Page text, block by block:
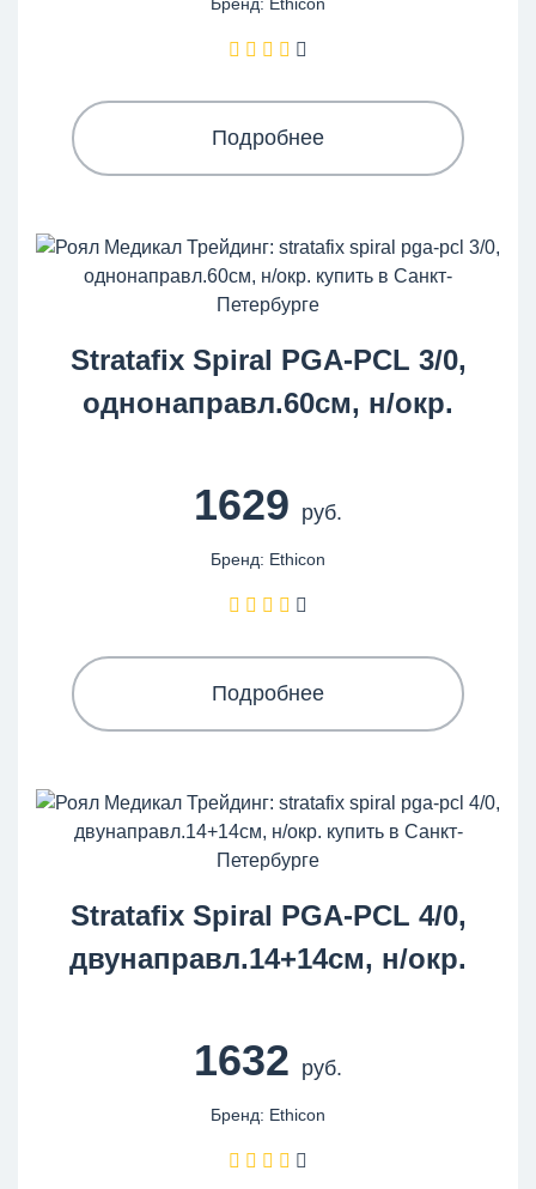
Подробнее
Stratafix Spiral PGA-PCL 3/0,
однонаправл.60см, н/окр.
1629 руб.
Бренд: Ethicon
Подробнее
Stratafix Spiral PGA-PCL 4/0,
двунаправл.14+14см, н/окр.
1632 руб.
Бренд: Ethicon